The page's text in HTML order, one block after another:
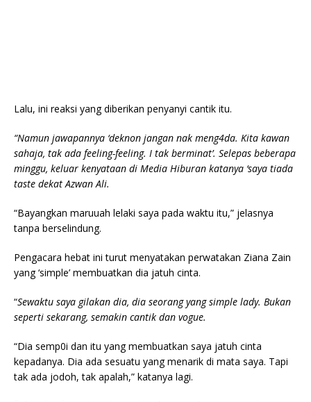
Lalu, ini reaksi yang diberikan penyanyi cantik itu.
“Namun jawapannya ‘deknon jangan nak meng4da. Kita kawan
sahaja, tak ada feeling-feeling. I tak berminat’. Selepas beberapa
minggu, keluar kenyataan di Media Hiburan katanya ‘saya tiada
taste dekat Azwan Ali.
“Bayangkan maruuah lelaki saya pada waktu itu,” jelasnya
tanpa berselindung.
Pengacara hebat ini turut menyatakan perwatakan Ziana Zain
yang ‘simple’ membuatkan dia jatuh cinta.
“Sewaktu saya gilakan dia, dia seorang yang simple lady. Bukan
seperti sekarang, semakin cantik dan vogue.
“Dia semp0i dan itu yang membuatkan saya jatuh cinta
kepadanya. Dia ada sesuatu yang menarik di mata saya. Tapi
tak ada jodoh, tak apalah,” katanya lagi.